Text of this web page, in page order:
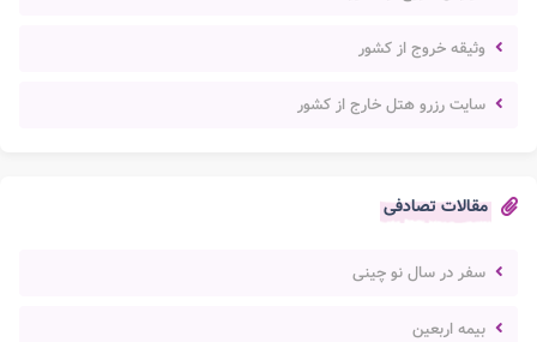
وثیقه خروج از کشور
سایت رزرو هتل خارج از کشور
مقالات تصادفی
سفر در سال نو چینی
بیمه اربعین